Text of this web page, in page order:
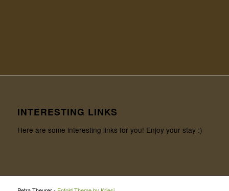
INTERESTING LINKS
Here are some interesting links for you! Enjoy your stay :)